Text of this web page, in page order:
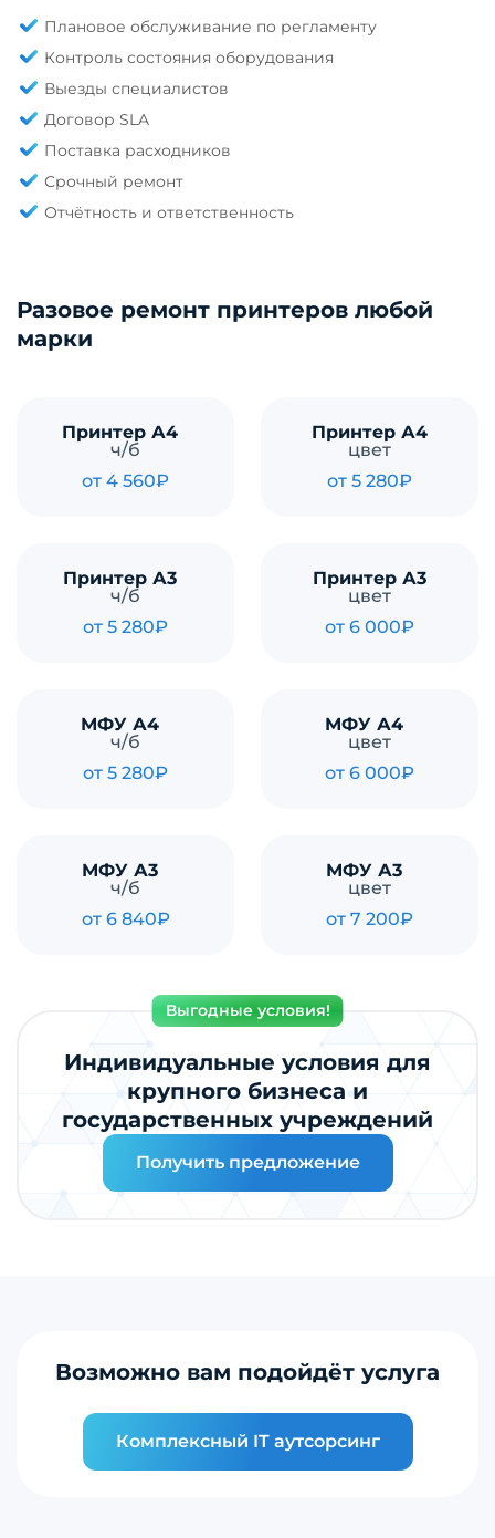
Плановое обслуживание по регламенту
Контроль состояния оборудования
Выезды специалистов
Договор SLA
Поставка расходников
Срочный ремонт
Отчётность и ответственность
Разовое ремонт принтеров любой
марки
Принтер А4
ч/б
от 4 560₽
Принтер А4
цвет
от 5 280₽
Принтер А3
ч/б
от 5 280₽
Принтер А3
цвет
от 6 000₽
МФУ А4
ч/б
от 5 280₽
МФУ А4
цвет
от 6 000₽
МФУ А3
ч/б
от 6 840₽
МФУ А3
цвет
от 7 200₽
Выгодные условия!
Индивидуальные условия для
крупного бизнеса и
государственных учреждений
Получить предложение
Возможно вам подойдёт услуга
Комплексный IT аутсорсинг